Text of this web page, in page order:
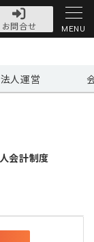
公益・一般法人オ
お問合せ
MENU
法人運営
人会計制度